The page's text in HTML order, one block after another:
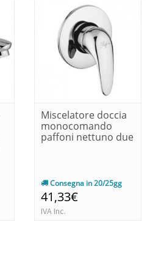
Miscelatore doccia
monocomando
paffoni nettuno due
Consegna in 20/25gg
41,33€
IVA Inc.